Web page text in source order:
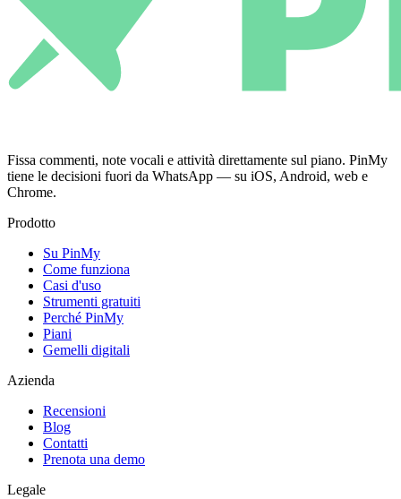
Fissa commenti, note vocali e attività direttamente sul piano. PinMy
tiene le decisioni fuori da WhatsApp — su iOS, Android, web e
Chrome.
Prodotto
Su PinMy
Come funziona
Casi d'uso
Strumenti gratuiti
Perché PinMy
Piani
Gemelli digitali
Azienda
Recensioni
Blog
Contatti
Prenota una demo
Legale